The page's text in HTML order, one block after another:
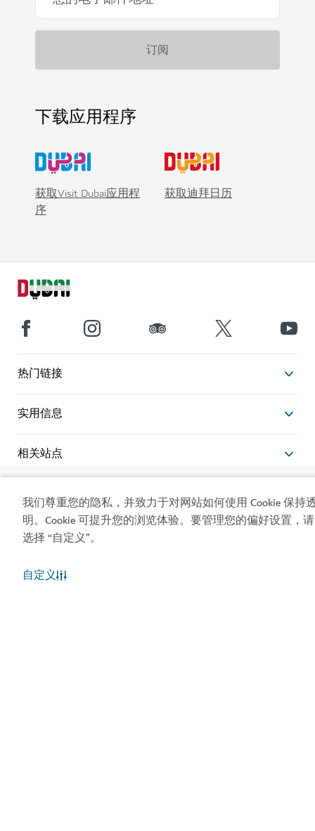
我们尊重您的隐私，并致力于对网站如何使用 Cookie 保持
明。Cookie 可提升您的浏览体验。要管理您的偏好设置，请
选择 “自定义”。
自定义
立即预订
下载应用程序
获取Visit Dubai应用程
序
获取迪拜日历
热门链接
实用信息
相关站点
使用条款
隐私声明
Cookie 声明
网站地图
护。